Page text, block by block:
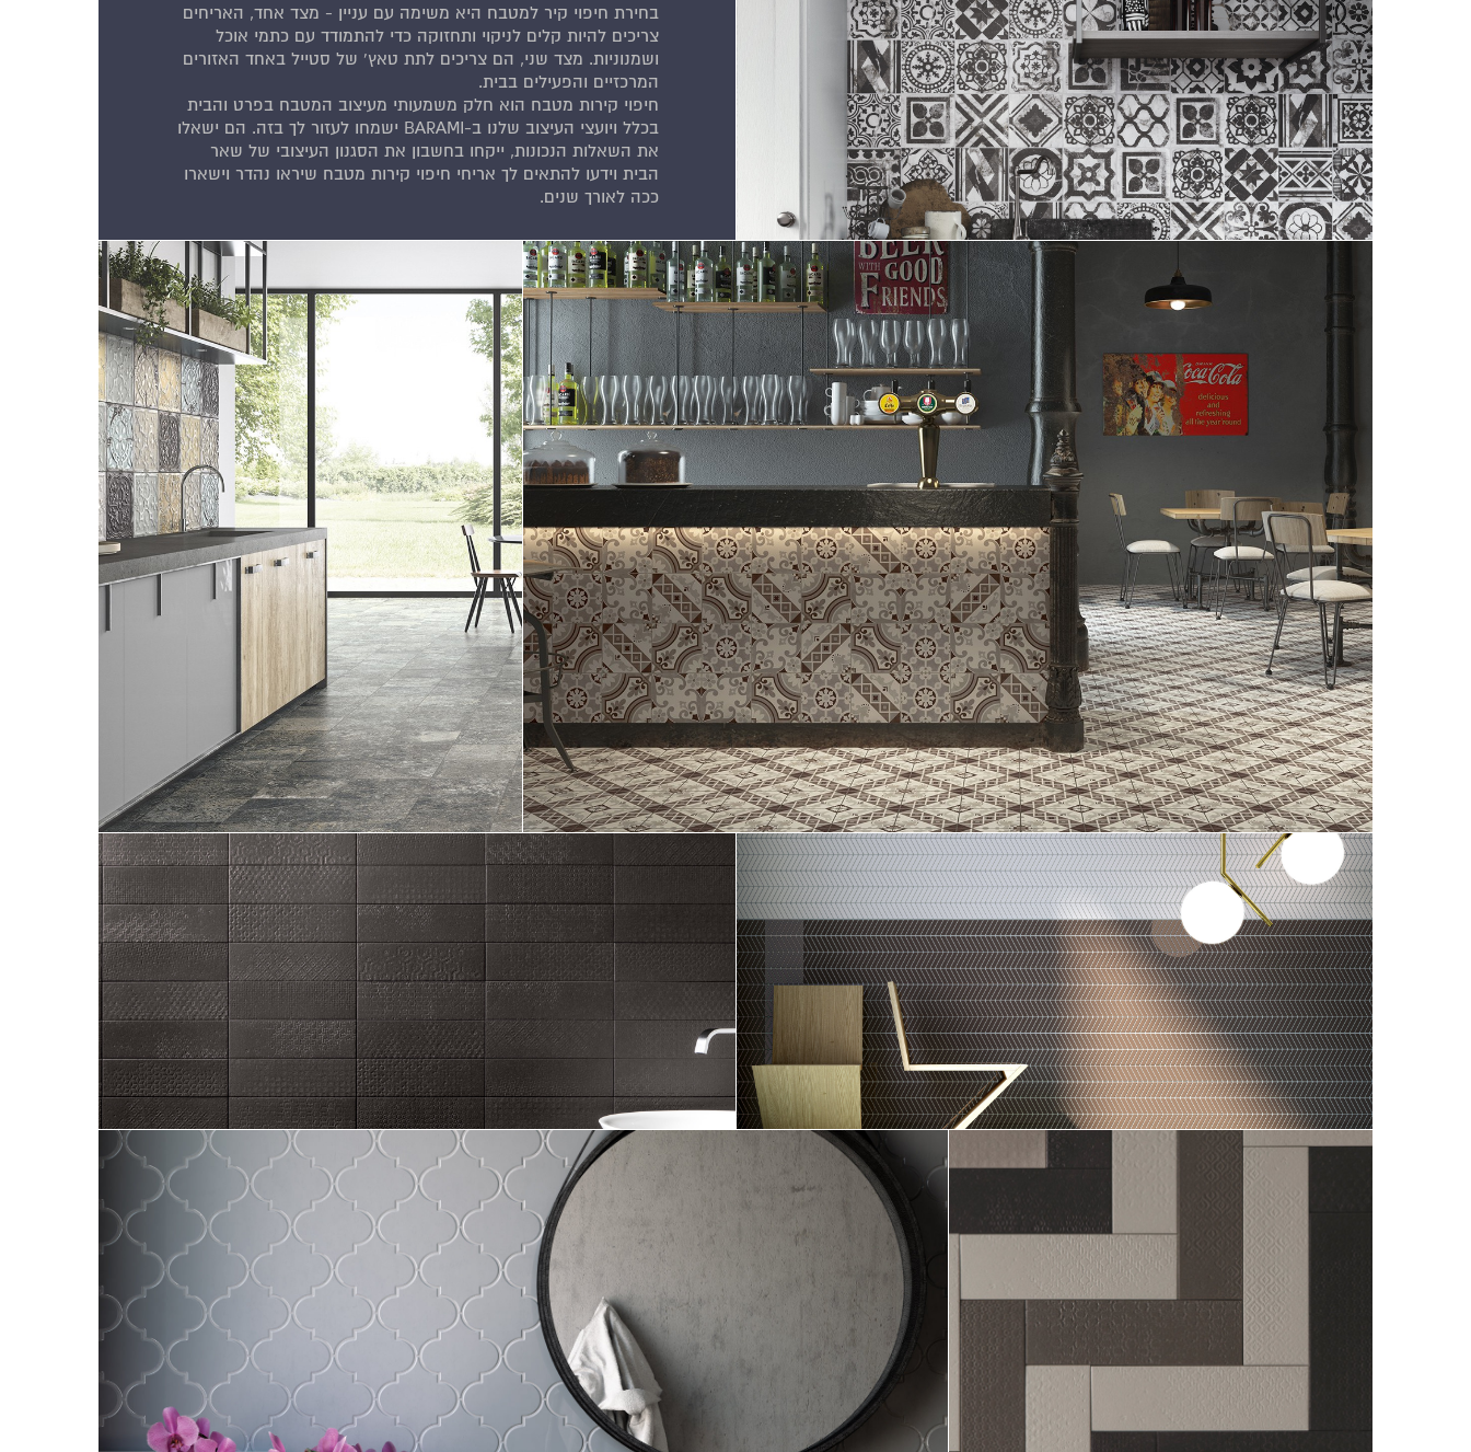
בחירת חיפוי קיר למטבח היא משימה עם עניין - מצד אחד, האריחים
צריכים להיות קלים לניקוי ותחזוקה כדי להתמודד עם כתמי אוכל
ושמנוניות. מצד שני, הם צריכים לתת טאץ' של סטייל באחד האזורים
המרכזיים והפעילים בבית.
חיפוי קירות מטבח הוא חלק משמעותי מעיצוב המטבח בפרט והבית
בכלל ויועצי העיצוב שלנו ב-BARAMI ישמחו לעזור לך בזה. הם ישאלו
את השאלות הנכונות, ייקחו בחשבון את הסגנון העיצובי של שאר
הבית וידעו להתאים לך אריחי חיפוי קירות מטבח שיראו נהדר וישארו
ככה לאורך שנים.